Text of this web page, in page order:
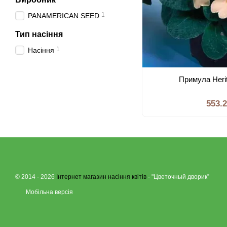
Примула
PANAMERICAN SEED 1
Тип насiння
Насiння 1
© 2014 - 2026 Інтернет магазин насіння квітів - "Цветочный дворик”
Мобільна версія